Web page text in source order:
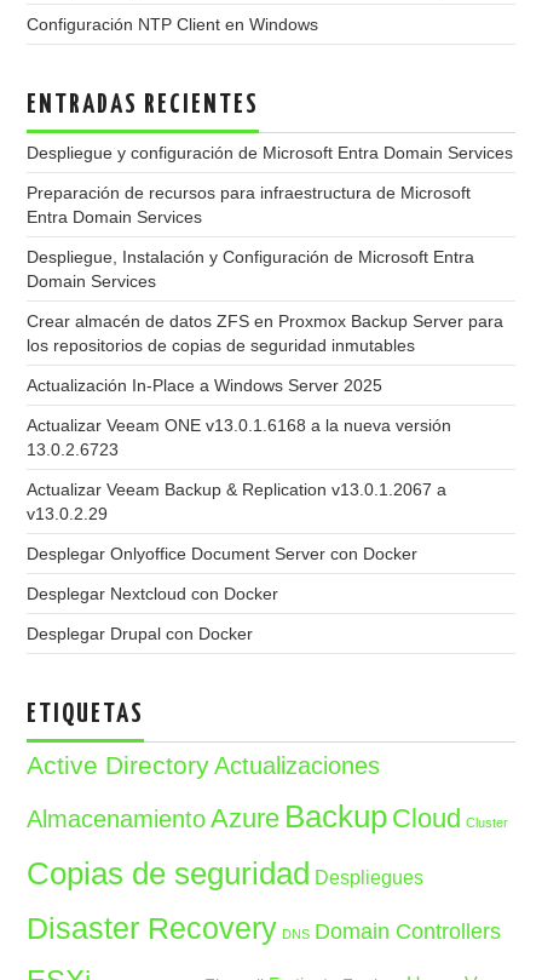
Configuración NTP Client en Windows
ENTRADAS RECIENTES
Despliegue y configuración de Microsoft Entra Domain Services
Preparación de recursos para infraestructura de Microsoft
Entra Domain Services
Despliegue, Instalación y Configuración de Microsoft Entra
Domain Services
Crear almacén de datos ZFS en Proxmox Backup Server para
los repositorios de copias de seguridad inmutables
Actualización In-Place a Windows Server 2025
Actualizar Veeam ONE v13.0.1.6168 a la nueva versión
13.0.2.6723
Actualizar Veeam Backup & Replication v13.0.1.2067 a
v13.0.2.29
Desplegar Onlyoffice Document Server con Docker
Desplegar Nextcloud con Docker
Desplegar Drupal con Docker
ETIQUETAS
Active Directory Actualizaciones
Almacenamiento Azure Backup Cloud Cluster
Copias de seguridad Despliegues
Disaster Recovery DNS Domain Controllers